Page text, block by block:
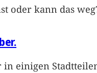
oder kann das
in einigen